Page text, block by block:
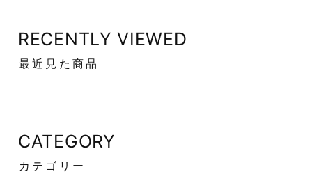
RECENTLY VIEWED
最近見た商品
CATEGORY
カテゴリー